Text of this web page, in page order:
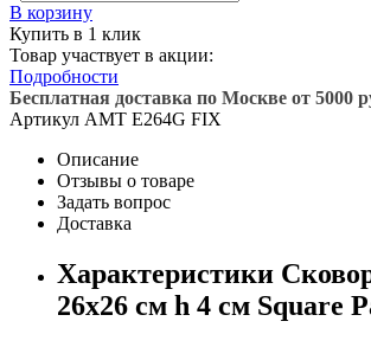
В корзину
Купить в 1 клик
Товар участвует в акции:
Подробности
Бесплатная доставка по Москве от 5000
Артикул AMT E264G FIX
Описание
Отзывы о товаре
Задать вопрос
Доставка
Характеристики
26х26 см h 4 см Square